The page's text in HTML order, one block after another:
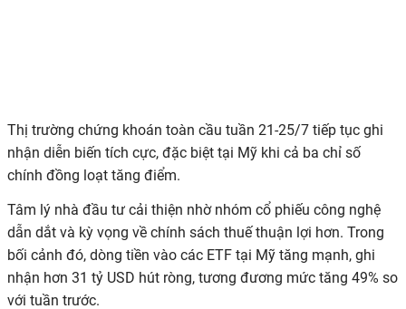
Thị trường chứng khoán toàn cầu tuần 21-25/7 tiếp tục ghi
nhận diễn biến tích cực, đặc biệt tại Mỹ khi cả ba chỉ số
chính đồng loạt tăng điểm.
Tâm lý nhà đầu tư cải thiện nhờ nhóm cổ phiếu công nghệ
dẫn dắt và kỳ vọng về chính sách thuế thuận lợi hơn. Trong
bối cảnh đó, dòng tiền vào các ETF tại Mỹ tăng mạnh, ghi
nhận hơn 31 tỷ USD hút ròng, tương đương mức tăng 49% so
với tuần trước.